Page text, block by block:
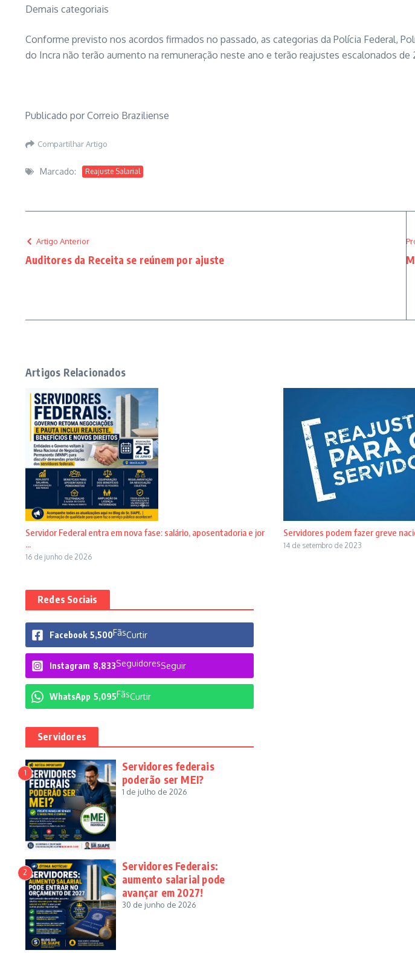
Demais categoriais
Conforme previsto nos acordos firmados no passado, as categorias da Polícia Federal,
do Incra não terão aumento na remuneração neste ano e terão reajustes escalonados de
Publicado por Correio Braziliense
Compartilhar Artigo
Marcado: Reajuste Salarial
Artigo Anterior
Auditores da Receita se reúnem por ajuste
Artigos Relacionados
Servidor Federal entra em nova fase: salário, aposentadoria e jor
...
16 de junho de 2026
Servidores podem fazer greve
14 de setembro de 2023
Redes Sociais
Facebook 5,500FãsCurtir
Instagram 8,833SeguidoresSeguir
WhatsApp 5,095FãsCurtir
Servidores
1
Servidores federais
poderão ser MEI?
1 de julho de 2026
2
Servidores Federais:
aumento salarial pode
avançar em 2027!
30 de junho de 2026